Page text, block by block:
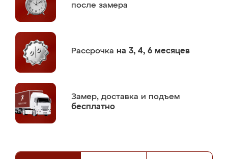
после замера
Рассрочка на 3, 4, 6 месяцев
Замер, доставка и подъем
бесплатно